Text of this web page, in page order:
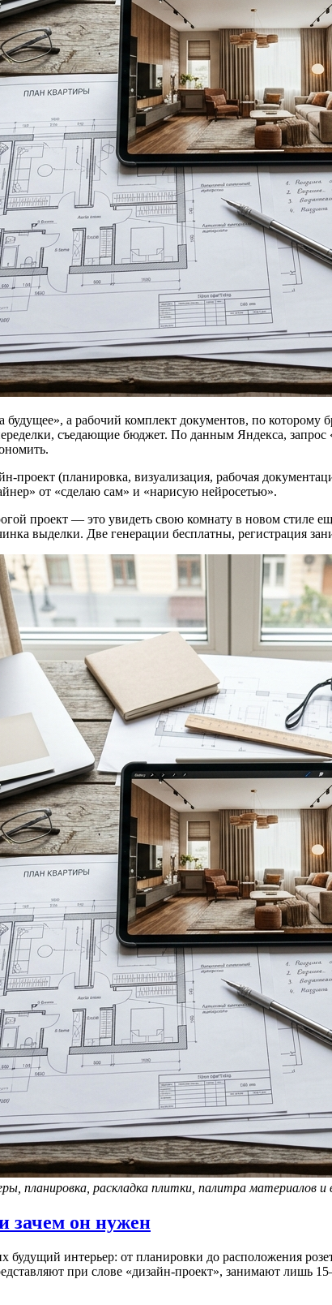
а рабочий комплект документов, по которому
съедающие бюджет. По данным Яндекса, запрос
(планировка, визуализация, рабочая
от «сделаю сам» и «нарисую нейросетью».
проект — это увидеть свою комнату в новом стиле
выделки. Две генерации бесплатны, регистрация
планировка, раскладка плитки, палитра материалов и
зачем он нужен
интерьер: от планировки до расположения
при слове «дизайн-проект», занимают лишь